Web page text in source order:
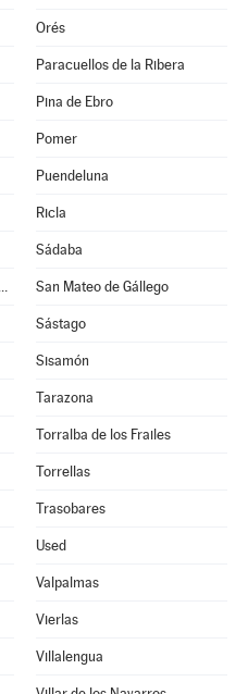
Orés
Paracuellos de la Ribera
Pina de Ebro
Pomer
Puendeluna
Ricla
Sádaba
Virgen de Moncayo San Mateo de Gállego
Sástago
Sisamón
Tarazona
Torralba de los Frailes
Torrellas
Trasobares
Used
Valpalmas
Vierlas
Villalengua